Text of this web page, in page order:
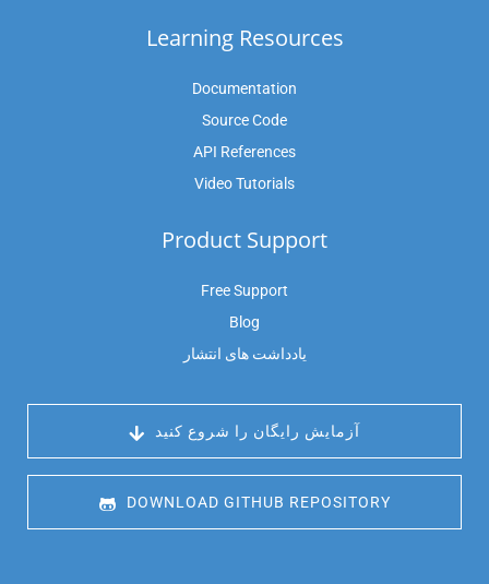
Learning Resources
Documentation
Source Code
API References
Video Tutorials
Product Support
Free Support
Blog
یادداشت های انتشار
آزمایش رایگان را شروع کنید
DOWNLOAD GITHUB REPOSITORY